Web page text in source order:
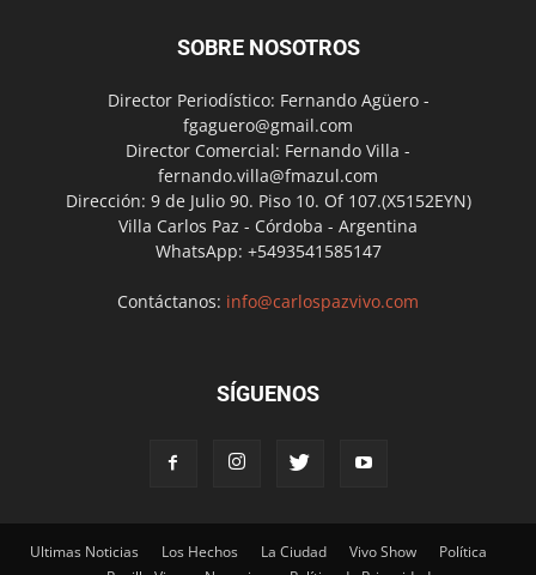
SOBRE NOSOTROS
Director Periodístico: Fernando Agüero -
fgaguero@gmail.com
Director Comercial: Fernando Villa -
fernando.villa@fmazul.com
Dirección: 9 de Julio 90. Piso 10. Of 107.(X5152EYN)
Villa Carlos Paz - Córdoba - Argentina
WhatsApp: +5493541585147
Contáctanos: info@carlospazvivo.com
SÍGUENOS
Ultimas Noticias Los Hechos La Ciudad Vivo Show
Política